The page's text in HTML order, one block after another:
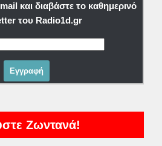
και διαβάστε το καθημερινό
του Radio1d.gr
Ζωντανά!